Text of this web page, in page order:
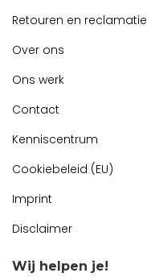
Retouren en reclamatie
Over ons
Ons werk
Contact
Kenniscentrum
Cookiebeleid (EU)
Imprint
Disclaimer
Wij helpen je!